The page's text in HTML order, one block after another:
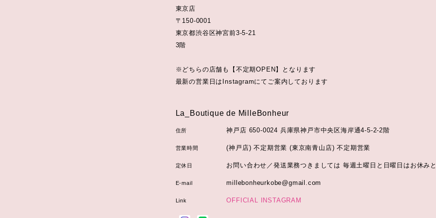
東京店
〒150-0001
東京都渋谷区神宮前3-5-21
3階
※どちらの店舗も【不定期OPEN】となります
最新の営業日はInstagramにてご案内しております
La_Boutique de MilleBonheur
住所 神戸店 650-0024 兵庫県神戸市中央区海岸通4-5-2-2階
営業時間 (神戸店) 不定期営業 (東京南青山店) 不定期営業
定休日 お問い合わせ／発送業務つきましては 毎週土曜日と日曜日はお休みと
E-mail millebonheurkobe@gmail.com
Link OFFICIAL INSTAGRAM